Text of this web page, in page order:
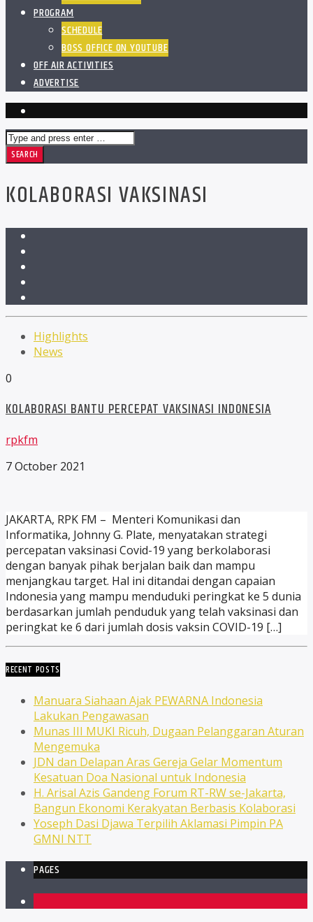
PROGRAM
SCHEDULE
BOSS OFFICE ON YOUTUBE
OFF AIR ACTIVITIES
ADVERTISE
KOLABORASI VAKSINASI
Highlights
News
0
KOLABORASI BANTU PERCEPAT VAKSINASI INDONESIA
rpkfm
7 October 2021
JAKARTA, RPK FM – Menteri Komunikasi dan
Informatika, Johnny G. Plate, menyatakan strategi
percepatan vaksinasi Covid-19 yang berkolaborasi
dengan banyak pihak berjalan baik dan mampu
menjangkau target. Hal ini ditandai dengan capaian
Indonesia yang mampu menduduki peringkat ke 5 dunia
berdasarkan jumlah penduduk yang telah vaksinasi dan
peringkat ke 6 dari jumlah dosis vaksin COVID-19 […]
RECENT POSTS
Manuara Siahaan Ajak PEWARNA Indonesia
Lakukan Pengawasan
Munas III MUKI Ricuh, Dugaan Pelanggaran Aturan
Mengemuka
JDN dan Delapan Aras Gereja Gelar Momentum
Kesatuan Doa Nasional untuk Indonesia
H. Arisal Azis Gandeng Forum RT-RW se-Jakarta,
Bangun Ekonomi Kerakyatan Berbasis Kolaborasi
Yoseph Dasi Djawa Terpilih Aklamasi Pimpin PA
GMNI NTT
PAGES